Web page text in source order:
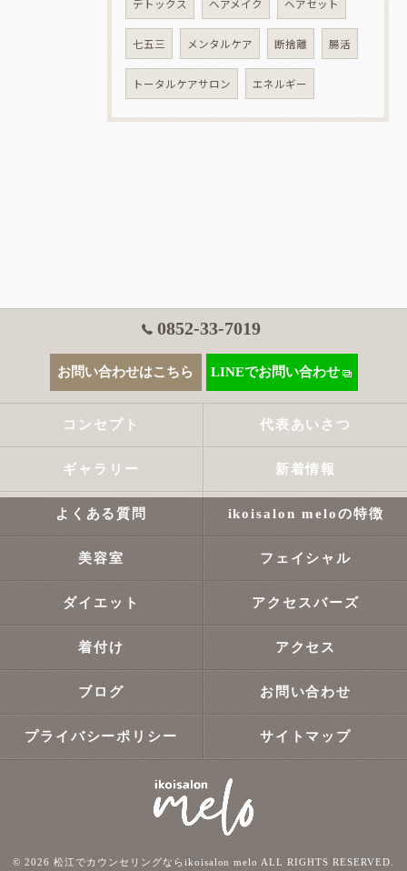
デトックス ヘアメイク ヘアセット
七五三 メンタルケア 断捨離 腸活
トータルケアサロン エネルギー
0852-33-7019
お問い合わせはこちら LINEでお問い合わせ
コンセプト 代表あいさつ
ギャラリー 新着情報
よくある質問 ikoisalon meloの特徴
美容室 フェイシャル
ダイエット アクセスバーズ
着付け アクセス
ブログ お問い合わせ
プライバシーポリシー サイトマップ
© 2026 松江でカウンセリングならikoisalon melo ALL RIGHTS RESERVED.